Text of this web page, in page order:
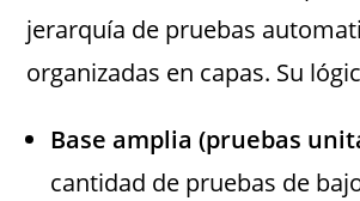
jerarquía de pruebas
organizadas en capas. Su
Base amplia (pruebas
cantidad de pruebas de